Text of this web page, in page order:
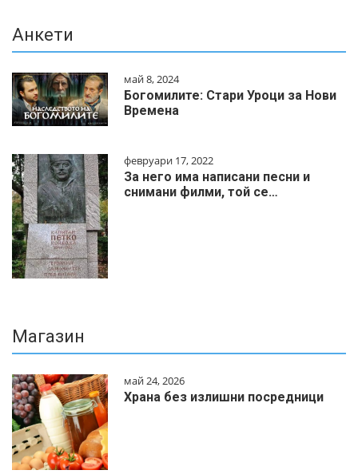
Анкети
май 8, 2024
Богомилите: Стари Уроци за Нови
Времена
февруари 17, 2022
За него има написани песни и
снимани филми, той се…
Магазин
май 24, 2026
Храна без излишни посредници